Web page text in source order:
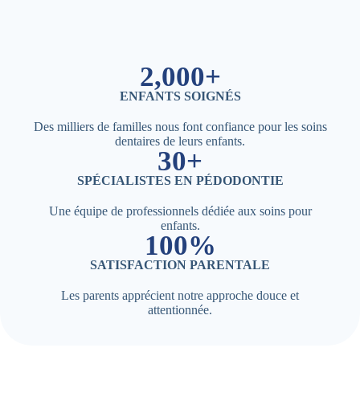
2,000+
ENFANTS SOIGNÉS
Des milliers de familles nous font confiance pour les soins
dentaires de leurs enfants.
30+
SPÉCIALISTES EN PÉDODONTIE
Une équipe de professionnels dédiée aux soins pour
enfants.
100%
SATISFACTION PARENTALE
Les parents apprécient notre approche douce et
attentionnée.